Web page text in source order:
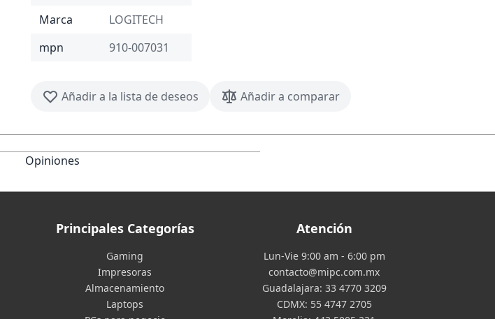
Marca
LOGITECH
mpn
910-007031
Añadir a la lista de deseos Añadir a comparar
Opiniones
Principales Categorías
Gaming
Impresoras
Almacenamiento
Laptops
Atención
Lun-Vie 9:00 am - 6:00 pm
contacto@mipc.com.mx
Guadalajara: 33 4770 3209
CDMX: 55 4747 2705